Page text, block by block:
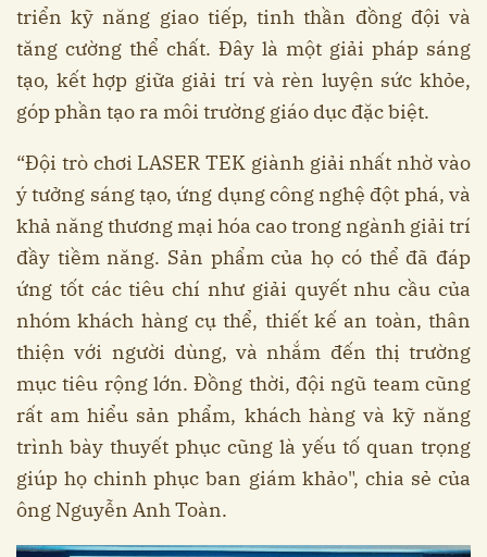
triển kỹ năng giao tiếp, tinh thần đồng đội và
tăng cường thể chất. Đây là một giải pháp sáng
tạo, kết hợp giữa giải trí và rèn luyện sức khỏe,
góp phần tạo ra môi trường giáo dục đặc biệt.
“Đội trò chơi LASER TEK giành giải nhất nhờ vào
ý tưởng sáng tạo, ứng dụng công nghệ đột phá, và
khả năng thương mại hóa cao trong ngành giải trí
đầy tiềm năng. Sản phẩm của họ có thể đã đáp
ứng tốt các tiêu chí như giải quyết nhu cầu của
nhóm khách hàng cụ thể, thiết kế an toàn, thân
thiện với người dùng, và nhắm đến thị trường
mục tiêu rộng lớn. Đồng thời, đội ngũ team cũng
rất am hiểu sản phẩm, khách hàng và kỹ năng
trình bày thuyết phục cũng là yếu tố quan trọng
giúp họ chinh phục ban giám khảo", chia sẻ của
ông Nguyễn Anh Toàn.